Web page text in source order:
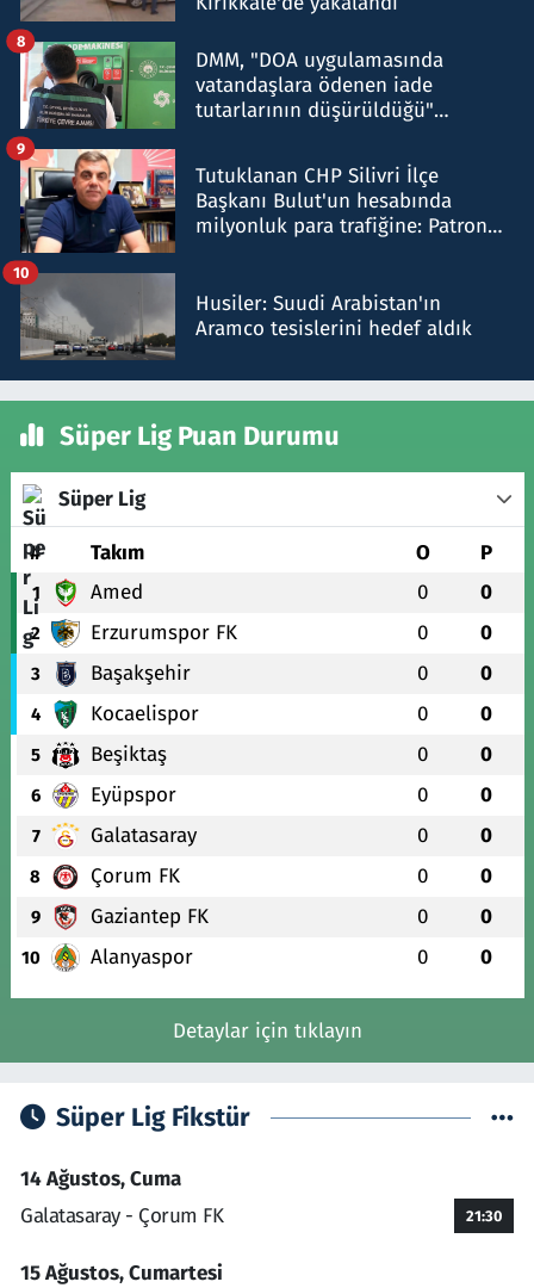
DMM, "DOA uygulamasında
vatandaşlara ödenen iade
tutarlarının düşürüldüğü"
8
Tutuklanan CHP Silivri İlçe
Başkanı Bulut'un hesabında
milyonluk para trafiğine: Patron
9
Husiler: Suudi Arabistan'ın
Aramco tesislerini hedef aldık
10
Süper Lig Puan Durumu
Süper Lig
# Takım O P
1 Amed 0 0
2 Erzurumspor FK 0 0
3 Başakşehir 0 0
4 Kocaelispor 0 0
5 Beşiktaş 0 0
6 Eyüpspor 0 0
7 Galatasaray 0 0
8 Çorum FK 0 0
9 Gaziantep FK 0 0
10 Alanyaspor 0 0
Detaylar için tıklayın
Süper Lig Fikstür
14 Ağustos, Cuma
Galatasaray - Çorum FK
21:30
15 Ağustos, Cumartesi